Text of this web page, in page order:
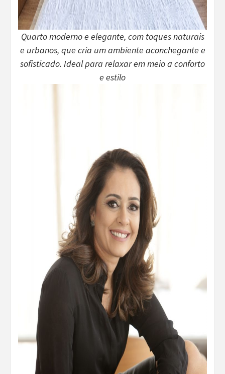
Quarto moderno e elegante, com toques naturais
e urbanos, que cria um ambiente aconchegante e
sofisticado. Ideal para relaxar em meio a conforto
e estilo